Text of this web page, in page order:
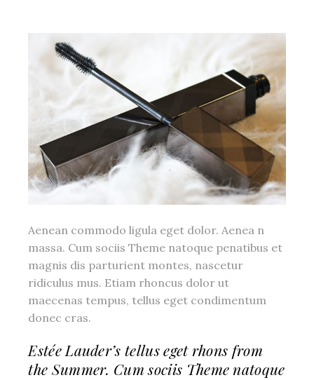
Aenean commodo ligula eget dolor. Aenea n
massa. Cum sociis Theme natoque penatibus et
magnis dis parturient montes, nascetur
ridiculus mus. Etiam rhoncus dolor ut
maecenas tempus, tellus eget condimentum
donec cras.
Estée Lauder’s tellus eget rhons from
the Summer. Cum sociis Theme natoque